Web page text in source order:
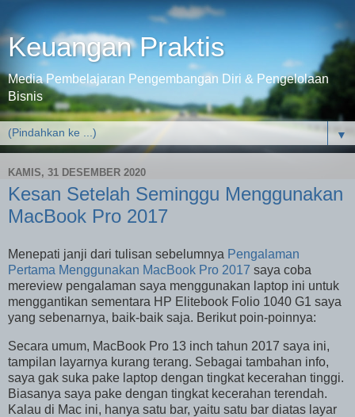
Keuangan Praktis
Media Pembelajaran Pengembangan Diri & Pengelolaan
Bisnis
▼
KAMIS, 31 DESEMBER 2020
Kesan Setelah Seminggu Menggunakan
MacBook Pro 2017
Menepati janji dari tulisan sebelumnya Pengalaman
Pertama Menggunakan MacBook Pro 2017 saya coba
mereview pengalaman saya menggunakan laptop ini untuk
menggantikan sementara HP Elitebook Folio 1040 G1 saya
yang sebenarnya, baik-baik saja. Berikut poin-poinnya:
Secara umum, MacBook Pro 13 inch tahun 2017 saya ini,
tampilan layarnya kurang terang. Sebagai tambahan info,
saya gak suka pake laptop dengan tingkat kecerahan tinggi.
Biasanya saya pake dengan tingkat kecerahan terendah.
Kalau di Mac ini, hanya satu bar, yaitu satu bar diatas layar